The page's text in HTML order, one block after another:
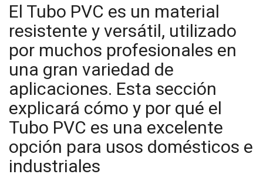
El Tubo PVC es un material
resistente y versátil, utilizado
por muchos profesionales en
una gran variedad de
aplicaciones. Esta sección
explicará cómo y por qué el
Tubo PVC es una excelente
opción para usos domésticos e
industriales